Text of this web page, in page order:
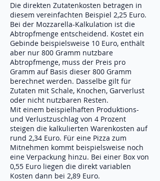
Die direkten Zutatenkosten betragen in
diesem vereinfachten Beispiel 2,25 Euro.
Bei der Mozzarella-Kalkulation ist die
Abtropfmenge entscheidend. Kostet ein
Gebinde beispielsweise 10 Euro, enthält
aber nur 800 Gramm nutzbare
Abtropfmenge, muss der Preis pro
Gramm auf Basis dieser 800 Gramm
berechnet werden. Dasselbe gilt für
Zutaten mit Schale, Knochen, Garverlust
oder nicht nutzbaren Resten.
Mit einem beispielhaften Produktions-
und Verlustzuschlag von 4 Prozent
steigen die kalkulierten Warenkosten auf
rund 2,34 Euro. Für eine Pizza zum
Mitnehmen kommt beispielsweise noch
eine Verpackung hinzu. Bei einer Box von
0,55 Euro liegen die direkt variablen
Kosten dann bei 2,89 Euro.